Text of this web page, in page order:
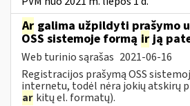
Ar galima užpildyti prašymo
OSS sistemoje formą irją
Web turinio sąrašas 2021-06-16
Registracijos prašymą OSS
internetu, todėl nėra jokių atskirų
ar kitų el. formatų).